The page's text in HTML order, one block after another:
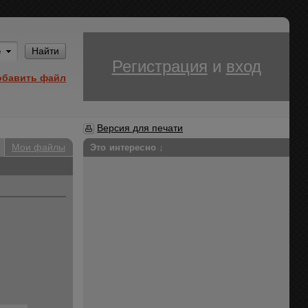
Найти
файл
Регистрация и вход
Версия для печати
Мои файлы
Это интересно ↓